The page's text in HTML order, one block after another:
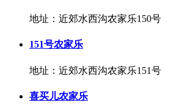
地址：近郊水西沟农家乐150号
151号农家乐
地址：近郊水西沟农家乐151号
喜买儿农家乐